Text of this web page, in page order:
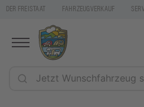
DER FREISTAAT FAHRZEUGVERKAUF